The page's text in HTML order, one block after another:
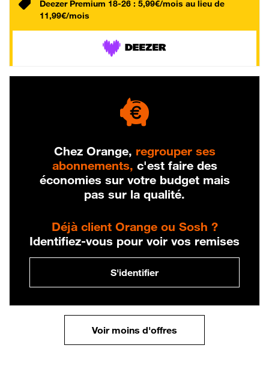
Deezer Premium 18-26 : 5,99€/mois au lieu de
11,99€/mois
Chez Orange, regrouper ses
abonnements, c'est faire des
économies sur votre budget mais
pas sur la qualité.
Déjà client Orange ou Sosh ?
Identifiez-vous pour voir vos remises
S'identifier
Voir moins d'offres